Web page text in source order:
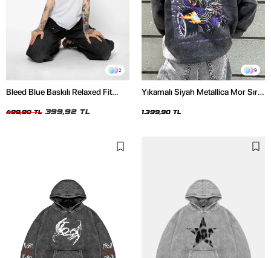
2
Bleed Blue Baskılı Relaxed Fit
499,90 TL 399,92 TL
9
Yıkamalı Siyah Metallica Mor Sırt
Hoodie
1.399,90 TL